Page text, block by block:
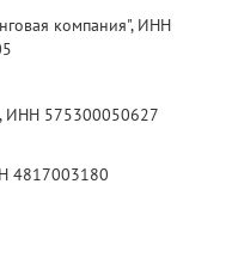
компания", ИНН
ИНН 575300050627
4817003180